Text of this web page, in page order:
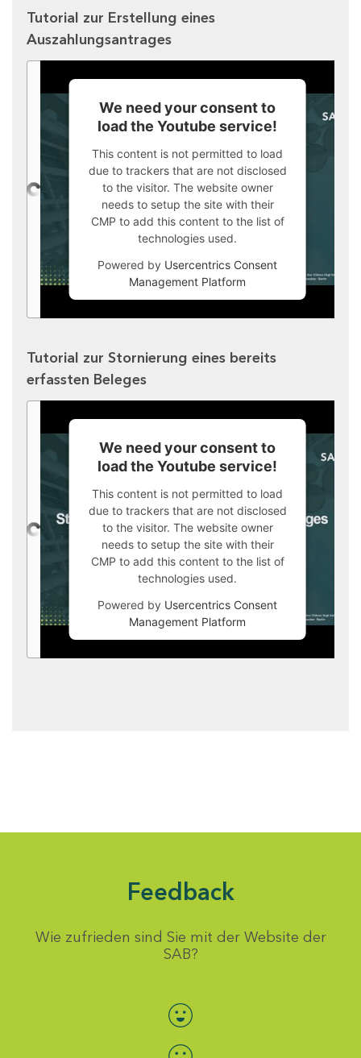
Tutorial zur Erstellung eines
Auszahlungsantrages
We need your consent to
load the Youtube service!
This content is not permitted to load
due to trackers that are not disclosed
to the visitor. The website owner
needs to setup the site with their
CMP to add this content to the list of
technologies used.
Powered by Usercentrics Consent
Management Platform
Tutorial zur Stornierung eines bereits
erfassten Beleges
We need your consent to
load the Youtube service!
This content is not permitted to load
due to trackers that are not disclosed
to the visitor. The website owner
needs to setup the site with their
CMP to add this content to the list of
technologies used.
Powered by Usercentrics Consent
Management Platform
Feedback
Wie zufrieden sind Sie mit der Website der
SAB?
Bewertung auswählen